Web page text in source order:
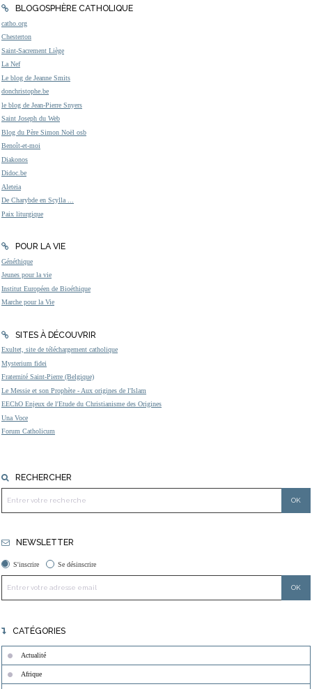
BLOGOSPHÈRE CATHOLIQUE
catho.org
Chesterton
Saint-Sacrement Liège
La Nef
Le blog de Jeanne Smits
donchristophe.be
le blog de Jean-Pierre Snyers
Saint Joseph du Web
Blog du Père Simon Noël osb
Benoît-et-moi
Diakonos
Didoc.be
Aleteia
De Charybde en Scylla ...
Paix liturgique
POUR LA VIE
Généthique
Jeunes pour la vie
Institut Européen de Bioéthique
Marche pour la Vie
SITES À DÉCOUVRIR
Exultet, site de téléchargement catholique
Mysterium fidei
Fraternité Saint-Pierre (Belgique)
Le Messie et son Prophète - Aux origines de l'Islam
EEChO Enjeux de l'Etude du Christianisme des Origines
Una Voce
Forum Catholicum
RECHERCHER
NEWSLETTER
S'inscrire Se désinscrire
CATÉGORIES
Actualité
Afrique